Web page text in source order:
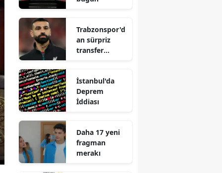
Trabzonspor'd
an sürpriz
transfer
İstanbul'da
Deprem
İddiası
Daha 17 yeni
fragman
merakı